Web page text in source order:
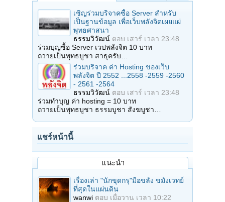
เชิญร่วมบริจาคซื้อ Server สำหรับ
เป็นฐานข้อมูล เพื่อเว็บพลังจิตเผยแผ่
พุทธศาสนา
ธรรมวิวัฒน์ ตอบ เสาร์ เวลา 23:48
ร่วมบุญซื้อ Server เวปพลังจิต 10 บาท
ถวายเป็นพุทธบูชา สาธุครับ…
ร่วมบริจาค ค่า Hosting ของเว็บ
พลังจิต ปี 2552 ...2558 -2559 -2560
- 2561 -2564
ธรรมวิวัฒน์ ตอบ เสาร์ เวลา 23:48
ร่วมทำบุญ ค่า hosting = 10 บาท
ถวายเป็นพุทธบูชา ธรรมบูชา สังฆบูชา…
แชร์หน้านี้
แนะนำ
เรื่องเล่า "นักขุดกรุ"มือขลัง ขมังเวทย์
ที่สุดในแผ่นดิน
wanwi ตอบ เมื่อวาน เวลา 10:22